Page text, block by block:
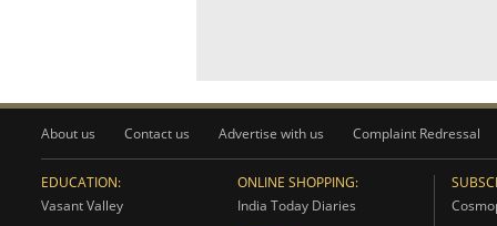
About us Contact us Advertise with us Complaint Redressal
EDUCATION:
Vasant Valley
ONLINE SHOPPING:
India Today Diaries